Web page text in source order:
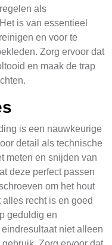
als
is van essentieel
en voor te
Zorg ervoor dat
en maak de trap
is een nauwkeurige
detail als technische
meten en snijden van
deze perfect passen
om het hout
recht is en goed
geduldig en
niet alleen